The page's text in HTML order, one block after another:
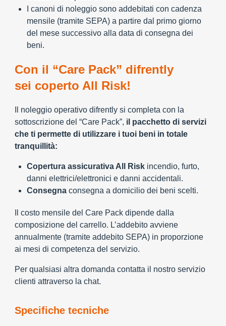
I canoni di noleggio sono addebitati con cadenza
mensile (tramite SEPA) a partire dal primo giorno
del mese successivo alla data di consegna dei
beni.
Con il “Care Pack” difrently
sei coperto All Risk!
Il noleggio operativo difrently si completa con la
sottoscrizione del “Care Pack”, il pacchetto di servizi
che ti permette di utilizzare i tuoi beni in totale
tranquillità:
Copertura assicurativa All Risk incendio, furto,
danni elettrici/elettronici e danni accidentali.
Consegna consegna a domicilio dei beni scelti.
Il costo mensile del Care Pack dipende dalla
composizione del carrello. L’addebito avviene
annualmente (tramite addebito SEPA) in proporzione
ai mesi di competenza del servizio.
Per qualsiasi altra domanda contatta il nostro servizio
clienti attraverso la chat.
Specifiche tecniche